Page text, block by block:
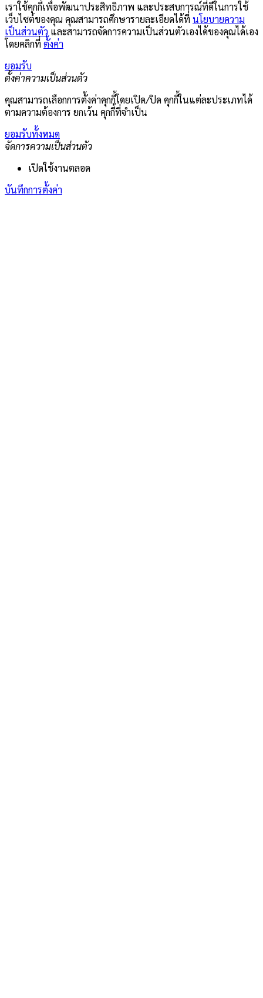
เราใช้คุกกี้เพื่อพัฒนาประสิทธิภาพ และประสบการณ์ที่ดีในการใช้
เว็บไซต์ของคุณ คุณสามารถศึกษารายละเอียดได้ที่ นโยบายความ
เป็นส่วนตัว และสามารถจัดการความเป็นส่วนตัวเองได้ของคุณได้เอง
โดยคลิกที่ ตั้งค่า
ยอมรับ
ตั้งค่าความเป็นส่วนตัว
คุณสามารถเลือกการตั้งค่าคุกกี้โดยเปิด/ปิด คุกกี้ในแต่ละประเภทได้
ตามความต้องการ ยกเว้น คุกกี้ที่จำเป็น
ยอมรับทั้งหมด
จัดการความเป็นส่วนตัว
เปิดใช้งานตลอด
บันทึกการตั้งค่า